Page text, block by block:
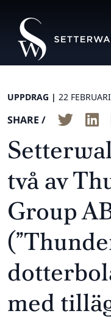
UPPDRAG | 22
SHARE /
två av
Group
med